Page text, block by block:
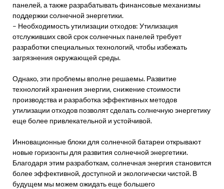
панелей, а также разрабатывать финансовые механизмы
поддержки солнечной энергетики.
– Необходимость утилизации отходов: Утилизация
отслуживших свой срок солнечных панелей требует
разработки специальных технологий, чтобы избежать
загрязнения окружающей среды.
Однако, эти проблемы вполне решаемы. Развитие
технологий хранения энергии, снижение стоимости
производства и разработка эффективных методов
утилизации отходов позволят сделать солнечную энергетику
еще более привлекательной и устойчивой.
Инновационные блоки для солнечной батареи открывают
новые горизонты для развития солнечной энергетики.
Благодаря этим разработкам, солнечная энергия становится
более эффективной, доступной и экологически чистой. В
будущем мы можем ожидать еще большего